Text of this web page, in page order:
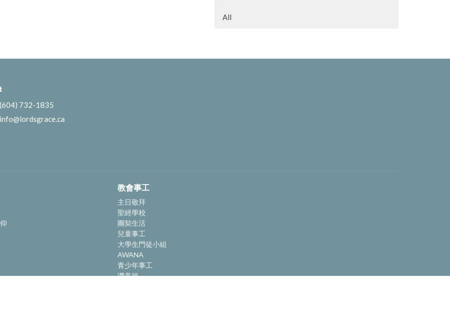
All
(604) 732-1835
info@lordsgrace.ca
教會事工
主日敬拜
聖經學校
團契生活
兒童事工
大學生門徒小組
AWANA
青少年事工
讚美操